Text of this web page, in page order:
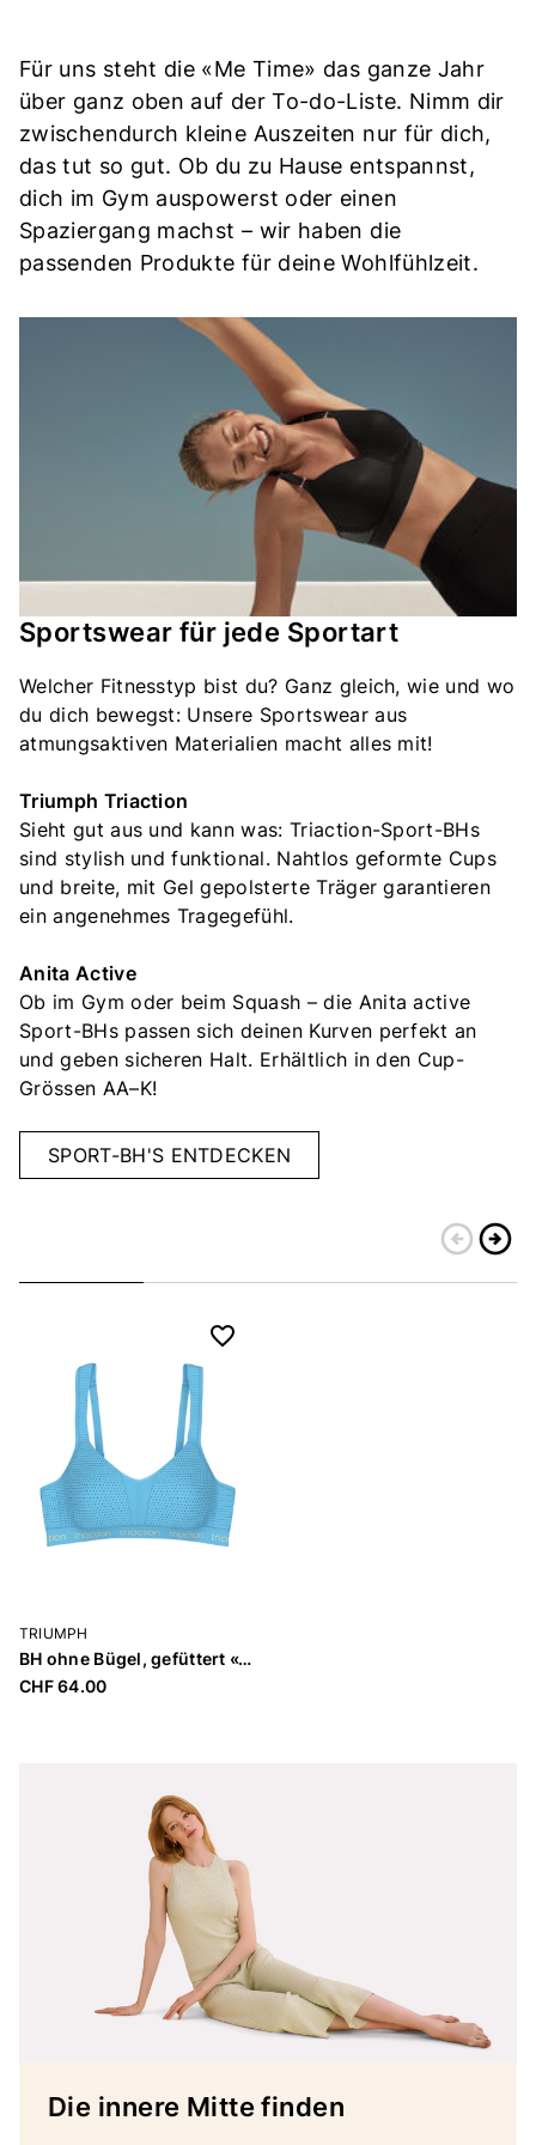
Für uns steht die «Me Time» das ganze Jahr
über ganz oben auf der To-do-Liste. Nimm dir
zwischendurch kleine Auszeiten nur für dich,
das tut so gut. Ob du zu Hause entspannst,
dich im Gym auspowerst oder einen
Spaziergang machst – wir haben die
passenden Produkte für deine Wohlfühlzeit.
Sportswear für jede Sportart
Welcher Fitnesstyp bist du? Ganz gleich, wie und wo
du dich bewegst: Unsere Sportswear aus
atmungsaktiven Materialien macht alles mit!
Triumph Triaction
Sieht gut aus und kann was: Triaction-Sport-BHs
sind stylish und funktional. Nahtlos geformte Cups
und breite, mit Gel gepolsterte Träger garantieren
ein angenehmes Tragegefühl.
Anita Active
Ob im Gym oder beim Squash – die Anita active
Sport-BHs passen sich deinen Kurven perfekt an
und geben sicheren Halt. Erhältlich in den Cup-
Grössen AA–K!
SPORT-BH'S ENTDECKEN
arrow_circle_leftarrow_circle_right
TRIUMPH
BH ohne Bügel, gefüttert «Triaction Energy Lite»
CHF 64.00
Die innere Mitte finden